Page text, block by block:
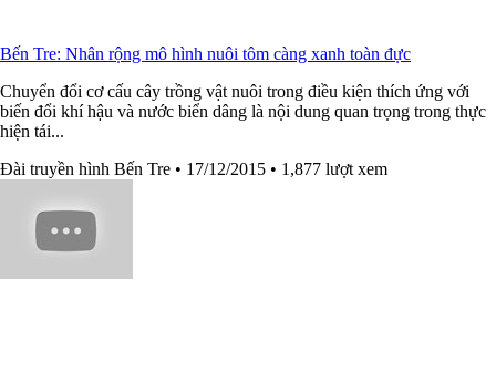
Bến Tre: Nhân rộng mô hình nuôi tôm càng xanh toàn đực
Chuyển đổi cơ cấu cây trồng vật nuôi trong điều kiện thích ứng với
biến đổi khí hậu và nước biển dâng là nội dung quan trọng trong thực
hiện tái...
Đài truyền hình Bến Tre • 17/12/2015 • 1,877 lượt xem